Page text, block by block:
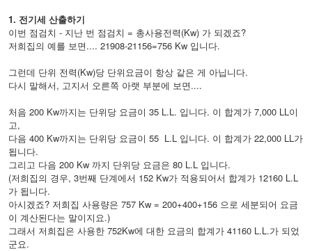
1. 전기세 산출하기
이번 점검치 - 지난 번 점검치 = 총사용전력(Kw) 가 되겠죠?
저희집의 예를 보면.... 21908-21156=756 Kw 입니다.
그런데 단위 전력(Kw)당 단위요금이 항상 같은 게 아닙니다.
다시 말해서, 고지서 오른쪽 아랫 부분에 보면....
처음 200 Kw까지는 단위당 요금이 35 L.L. 입니다. 이 합계가 7,000 LL이
고,
다음 400 Kw까지는 단위당 요금이 55 L.L 입니다. 이 합계가 22,000 LL가
됩니다.
그리고 다음 200 Kw 까지 단위당 요금은 80 L.L 입니다.
(저희집의 경우, 3번째 단계에서 152 Kw가 적용되어서 합계가 12160 L.L
가 됩니다.
아시겠죠? 저희집 사용량은 757 Kw = 200+400+156 으로 세분되어 요금
이 계산된다는 말이지요.)
그래서 저희집은 사용한 752Kw에 대한 요금의 합계가 41160 L.L.가 되었
군요.